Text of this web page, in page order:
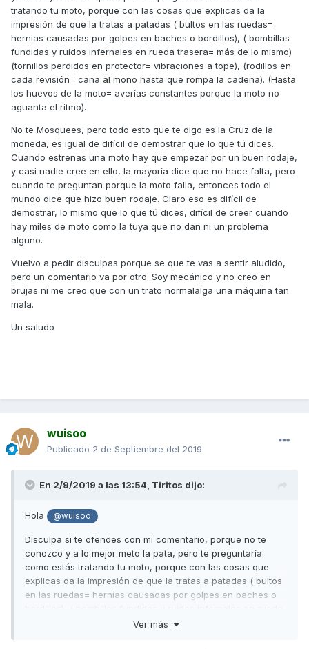
tratando tu moto, porque con las cosas que explicas da la
impresión de que la tratas a patadas ( bultos en las ruedas=
hernias causadas por golpes en baches o bordillos), ( bombillas
fundidas y ruidos infernales en rueda trasera= más de lo mismo)
(tornillos perdidos en protector= vibraciones a tope), (rodillos en
cada revisión= caña al mono hasta que rompa la cadena). (Hasta
los huevos de la moto= averías constantes porque la moto no
aguanta el ritmo).
No te Mosquees, pero todo esto que te digo es la Cruz de la
moneda, es igual de difícil de demostrar que lo que tú dices.
Cuando estrenas una moto hay que empezar por un buen rodaje,
y casi nadie cree en ello, la mayoría dice que no hace falta, pero
cuando te preguntan porque la moto falla, entonces todo el
mundo dice que hizo buen rodaje. Claro eso es difícil de
demostrar, lo mismo que lo que tú dices, difícil de creer cuando
hay miles de moto como la tuya que no dan ni un problema
alguno.
Vuelvo a pedir disculpas porque se que te vas a sentir aludido,
pero un comentario va por otro. Soy mecánico y no creo en
brujas ni me creo que con un trato normalalga una máquina tan
mala.
Un saludo
wuisoo
Publicado 2 de Septiembre del 2019
En 2/9/2019 a las 13:54, Tiritos dijo:
Hola @wuisoo .
Disculpa si te ofendes con mi comentario, porque no te
conozco y a lo mejor meto la pata, pero te preguntaría
como estás tratando tu moto, porque con las cosas que
explicas da la impresión de que la tratas a patadas ( bultos
en las ruedas= hernias causadas por golpes en baches o
trasera= más de lo mismo) (tornillos perdidos en protector=
Ver más